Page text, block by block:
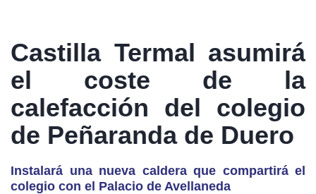
Castilla Termal asumirá
el coste de la
calefacción del colegio
de Peñaranda de Duero
Instalará una nueva caldera que compartirá el
colegio con el Palacio de Avellaneda